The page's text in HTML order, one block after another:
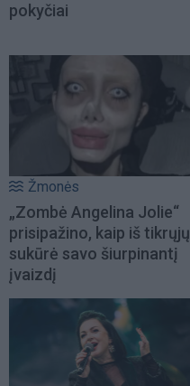
pokyčiai
Žmonės
„Zombė Angelina Jolie“
prisipažino, kaip iš tikrųjų
sukūrė savo šiurpinantį
įvaizdį